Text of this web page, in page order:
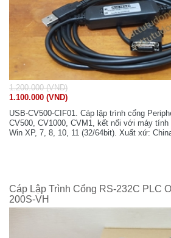
1.200.000 (VND)
1.100.000 (VND)
USB-CV500-CIF01. Cáp lập trình cổng
CV500, CV1000, CVM1, kết nối với máy
Win XP, 7, 8, 10, 11 (32/64bit). Xuất xứ:
Cáp Lập Trình Cổng RS-232C PLC
200S-VH